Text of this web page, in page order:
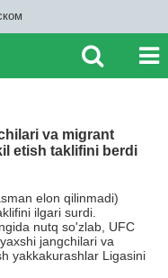
va migrant
etish taklifini berdi
elon qilinmadi)
ilgari surdi.
nutq so'zlab, UFC
jangchilari va
yakkakurashlar Ligasini